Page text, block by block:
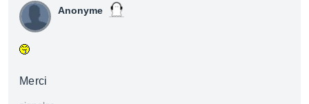
Anonyme
Merci